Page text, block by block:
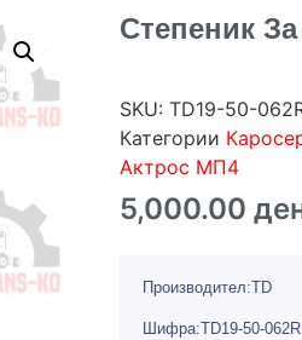
Степеник
SKU: TD19-50-
Категории
Актрос МП4
5,000.00
Производител:TD
Шифра:TD19-50-062R